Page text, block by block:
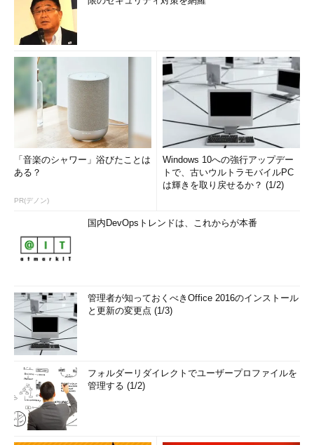
「音楽のシャワー」浴びたことは
ある？
PR(デノン)
Windows 10への強行アップデー
トで、古いウルトラモバイルPC
は輝きを取り戻せるか？ (1/2)
国内DevOpsトレンドは、これからが本番
管理者が知っておくべきOffice 2016のインストール
と更新の変更点 (1/3)
フォルダーリダイレクトでユーザープロファイルを
管理する (1/2)